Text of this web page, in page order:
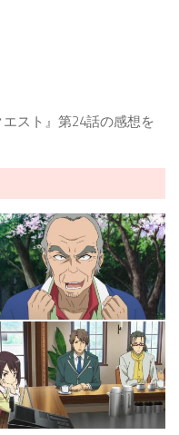
スト』第24話の感想を